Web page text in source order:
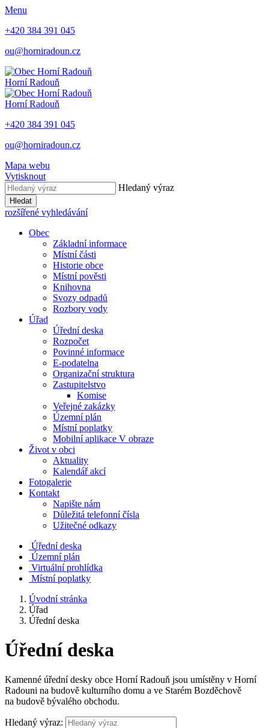
Menu
+420 384 391 045
ou@horniradoun.cz
Horní Radouň
Horní Radouň
+420 384 391 045
ou@horniradoun.cz
Mapa webu
Vytisknout
Hledaný výraz
Hledat
rozšířené vyhledávání
Obec
Základní informace
Místní části
Historie obce
Místní pověsti
Knihovna
Svozy odpadů
Rozbory vody
Úřad
Úřední deska
Rozpočet
Povinné informace
E-podatelna
Organizační struktura
Zastupitelstvo
Komise
Veřejné zakázky
Územní plán
Místní poplatky
Mobilní aplikace V obraze
Život v obci
Aktuality
Kalendář akcí
Fotogalerie
Kontakt
Napište nám
Důležitá telefonní čísla
Užitečné odkazy
Úřední deska
Územní plán
Virtuální prohlídka
Místní poplatky
Úvodní stránka
Úřad
Úřední deska
Úřední deska
Kamenné úřední desky obce Horní Radouň jsou umístěny v Horní
Radouni na budově kulturního domu a ve Starém Bozděchově
na budově bývalého obchodu.
Hledaný výraz: